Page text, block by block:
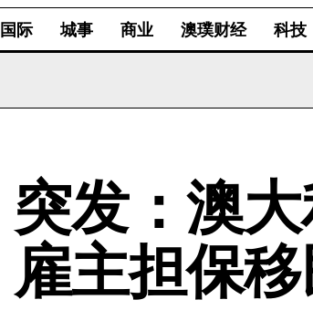
国际 城事 商业 澳璞财经 科技
突发：澳
雇主担保